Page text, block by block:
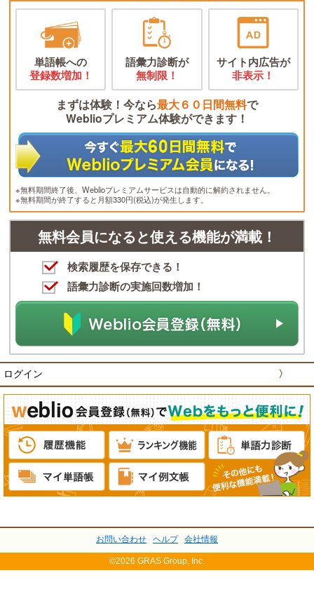
単語帳への
登録数増加！
語彙力診断が
無制限！
サイト内広告が
非表示！
まずは体験！今なら最大６０日間無料で
Weblioプレミアム体験ができます！
※無料期間終了後、Weblioプレミアムサービスは自動的に解約されません。
※無料期間が終了すると月額330円(税込)が発生します。
無料会員になると使える機能が満載！
検索履歴を保存できる！
語彙力診断の実施回数増加！
ログイン 〉
お問い合わせ ヘルプ 会社情報
©2026 GRAS Group, Inc.